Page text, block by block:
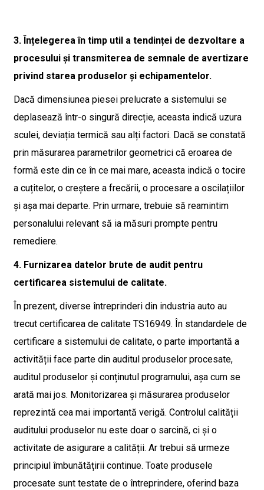
3. Înțelegerea în timp util a tendinței de dezvoltare a
procesului și transmiterea de semnale de avertizare
privind starea produselor și echipamentelor.
Dacă dimensiunea piesei prelucrate a sistemului se
deplasează într-o singură direcție, aceasta indică uzura
sculei, deviația termică sau alți factori. Dacă se constată
prin măsurarea parametrilor geometrici că eroarea de
formă este din ce în ce mai mare, aceasta indică o tocire
a cuțitelor, o creștere a frecării, o procesare a oscilațiilor
și așa mai departe. Prin urmare, trebuie să reamintim
personalului relevant să ia măsuri prompte pentru
remediere.
4. Furnizarea datelor brute de audit pentru
certificarea sistemului de calitate.
În prezent, diverse întreprinderi din industria auto au
trecut certificarea de calitate TS16949. În standardele de
certificare a sistemului de calitate, o parte importantă a
activității face parte din auditul produselor procesate,
auditul produselor și conținutul programului, așa cum se
arată mai jos. Monitorizarea și măsurarea produselor
reprezintă cea mai importantă verigă. Controlul calității
auditului produselor nu este doar o sarcină, ci și o
activitate de asigurare a calității. Ar trebui să urmeze
principiul îmbunătățirii continue. Toate produsele
procesate sunt testate de o întreprindere, oferind baza